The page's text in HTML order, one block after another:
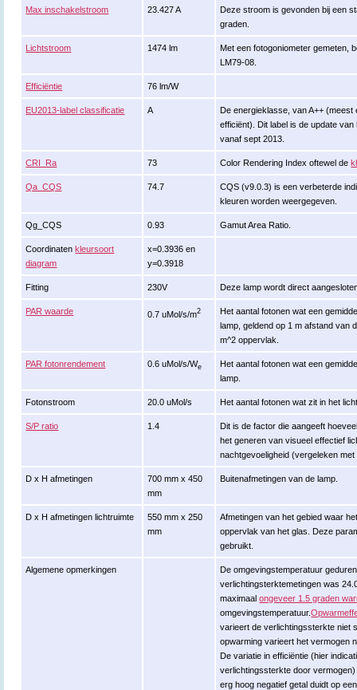
Max inschakelstroom 23.427 A
Deze stroom is gevonden bij een
graden.
Lichtstroom 1474 lm
Met een fotogoniometer gemeten,
LM79-08.
Efficiëntie 76 lm/W
EU2013-label classificatie A
De energieklasse, van A++ (meest
efficiënt). Dit label is de update
vanaf sept 2013.
CRI_Ra 73 Color Rendering Index oftewel de
Qa_CQS 74.7
CQS (v9.0.3) is een verbeterde
kleuren worden weergegeven.
Qg_CQS 0.93 Gamut Area Ratio.
Coordinatenkleursoort
diagram
x=0.3936 en
y=0.3918
Fitting 230V Deze lamp wordt direct
PAR waarde 0.7 uMol/s/m2
Het aantal fotonen wat een
lamp, geldend op 1 m afstand van
m^2 oppervlak.
PAR fotonrendement 0.6 uMol/s/We
Het aantal fotonen wat een
lamp.
Fotonstroom 20.0 uMol/s Het aantal fotonen wat zit in het
S/P ratio 1.4
Dit is de factor die aangeeft
het generen van visueel effectief
nachtgevoeligheid (vergeleken
D x H afmetingen
700 mm x 450
mm
Buitenafmetingen van de lamp.
D x H afmetingen lichtruimte
550 mm x 250
mm
Afmetingen van het gebied waar
oppervlak van het glas. Deze
gebruikt.
Algemene opmerkingen
De omgevingstemperatuur
verlichtingsterktemetingen was
maximaalongeveer 1.5 graden
omgevingstemperatuur.
varieert de verlichtingssterkte niet
opwarming varieert het vermogen
De variatie in efficiëntie (hier
verlichtingssterkte door
erg hoog negatief getal duidt op